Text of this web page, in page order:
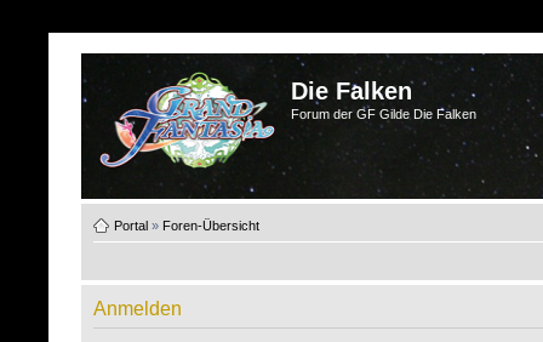
Die Falken
Forum der GF Gilde Die Falken
Portal » Foren-Übersicht
Anmelden